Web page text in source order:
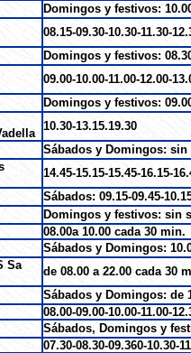
Domingos y festivos:
08.15-09.30-10.30-11.30-
Domingos y festivos:
09.00-10.00-11.00-12.00-
Domingos y festivos:
10.30-13.15.19.30
Sábados y Domingos:
14.45-15.15-15.45-16.15-
Sábados: 09.15-09.45-
Domingos y festivos: sin
08.00a 10.00 cada 30 min.
Sábados y Domingos:
Sa
de 08.00 a 22.00 cada 30
Sábados y Domingos: de
08.00-09.00-10.00-11.00-
Sábados, Domingos y
07.30-08.30-09.360-10.30-